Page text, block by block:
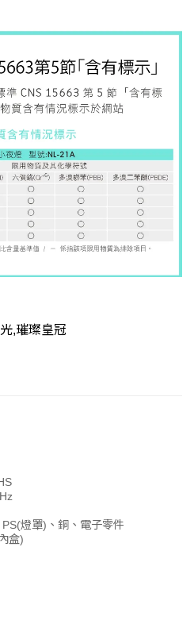
,璀璨皇冠
燈罩)、銅、電子零件
盒)